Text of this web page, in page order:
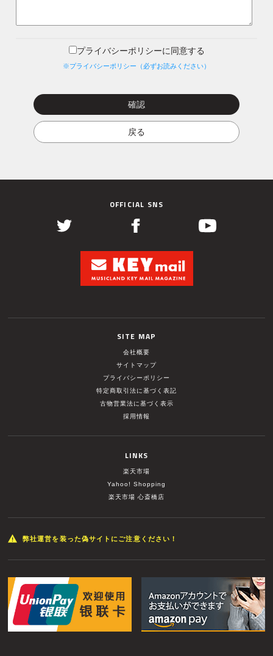
プライバシーポリシーに同意する
※プライバシーポリシー（必ずお読みください）
OFFICIAL SNS
SITE MAP
会社概要
サイトマップ
プライバシーポリシー
特定商取引法に基づく表記
古物営業法に基づく表示
採用情報
LINKS
楽天市場
Yahoo! Shopping
楽天市場 心斎橋店
弊社運営を装った偽サイトにご注意ください！